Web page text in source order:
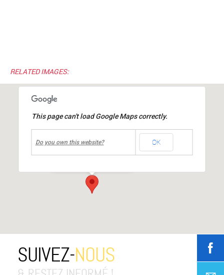
RELATED IMAGES:
résidence Marianne
This page can't load Google Maps correctly.
Do you own this website? OK
SUIVEZ-NOUS